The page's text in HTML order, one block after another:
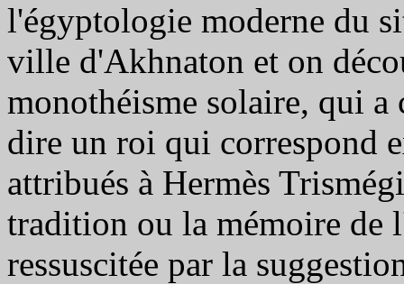
l'égyptologie moderne du
ville d'Akhnaton et on
monothéisme solaire, qui
dire un roi qui correspond
attribués à Hermès
tradition ou la mémoire de
ressuscitée par la